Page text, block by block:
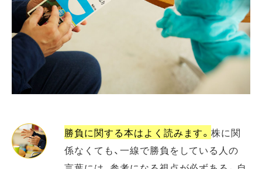
勝負に関する本はよく読みます。株に関
係なくても、一線で勝負をしている人の